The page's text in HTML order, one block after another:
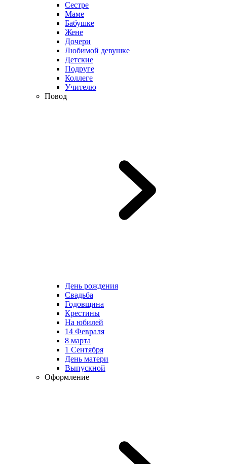
Сестре
Маме
Бабушке
Жене
Дочери
Любимой девушке
Детские
Подруге
Коллеге
Учителю
Повод
День рождения
Свадьба
Годовщина
Крестины
На юбилей
14 Февраля
8 марта
1 Сентября
День матери
Выпускной
Оформление